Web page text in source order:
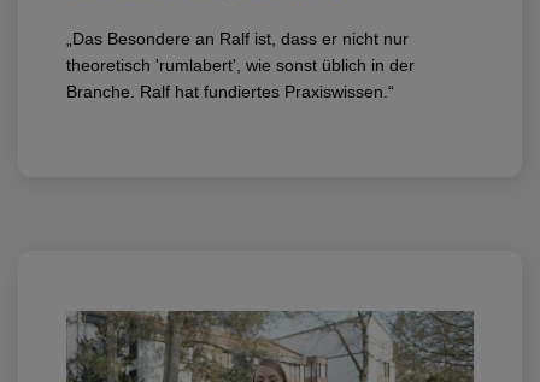
„Das Besondere an Ralf ist, dass er nicht nur
theoretisch 'rumlabert', wie sonst üblich in der
Branche. Ralf hat fundiertes Praxiswissen.“